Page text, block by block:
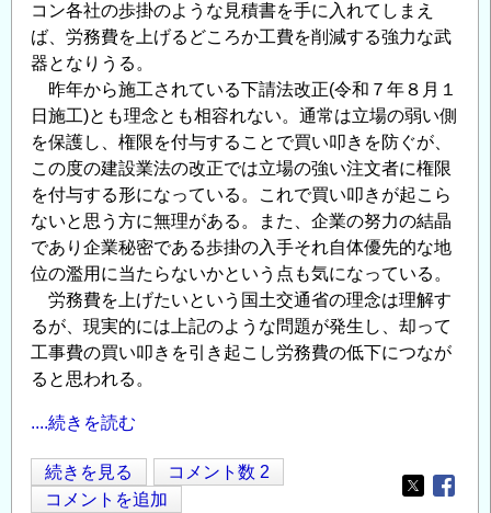
コン各社の歩掛のような見積書を手に入れてしまえ
ば、労務費を上げるどころか工費を削減する強力な武
器となりうる。
昨年から施工されている下請法改正(令和７年８月１
日施工)とも理念とも相容れない。通常は立場の弱い側
を保護し、権限を付与することで買い叩きを防ぐが、
この度の建設業法の改正では立場の強い注文者に権限
を付与する形になっている。これで買い叩きが起こら
ないと思う方に無理がある。また、企業の努力の結晶
であり企業秘密である歩掛の入手それ自体優先的な地
位の濫用に当たらないかという点も気になっている。
労務費を上げたいという国土交通省の理念は理解す
るが、現実的には上記のような問題が発生し、却って
工事費の買い叩きを引き起こし労務費の低下につなが
ると思われる。
....続きを読む
建
設
続きを見る
コメント数 2
コメントを追加
Opens in